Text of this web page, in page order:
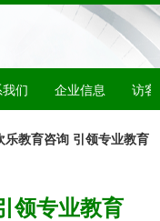
们 企业信息 访客
乐教育咨询 引领专业教育
领专业教育